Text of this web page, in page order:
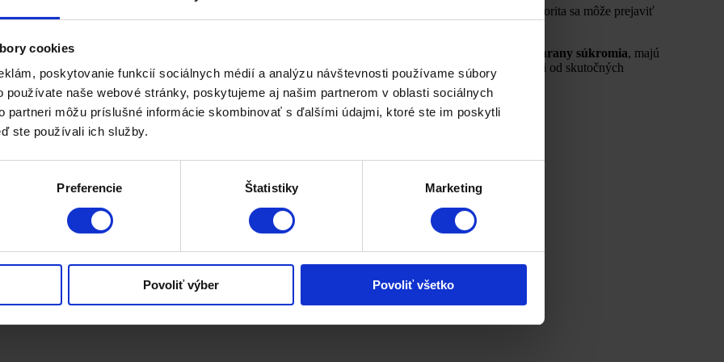
cookies
poskytovanie funkcií sociálnych médií a analýzu návštevnosti používame súbory
používate naše webové stránky, poskytujeme aj našim partnerom v oblasti sociálnych
partneri môžu príslušné informácie skombinovať s ďalšími údajmi, ktoré ste im poskytli
ste používali ich služby.
Preferencie Štatistiky Marketing
Povoliť výber Povoliť všetko
. Táto autorita sa môže prejaviť
počtu kvalitných spätných odkazov z iných dôveryhodných webových stránok.
dôveru užívateľov prostredníctvom transparentnosti,
dôveryhodného spracovania údajov a ochrany súkromia, majú
Dôveryhodnosť sa tiež prejavuje prítomnosťou pozitívnych recenzií, hodnoteniami alebo svedectvami od skutočných